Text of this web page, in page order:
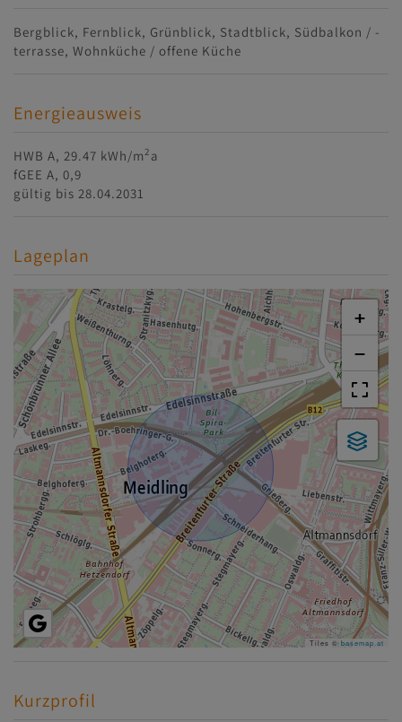
Bergblick Fernblick Grünblick Stadtblick
Südbalkon / -
terrasse Wohnküche / offene Küche
Energieausweis
HWB A, 29.47 kWh/m2 a
fGEE A, 0,9
gültig bis 28.04.2031
Lageplan
+
−
Tiles © basemap.at
Kurzprofil